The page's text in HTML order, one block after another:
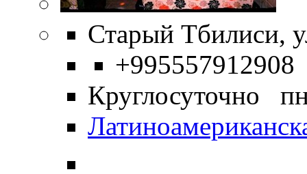
Старый Тбилиси,
+995557912908
Круглосуточно